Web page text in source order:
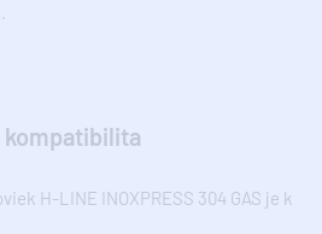
kompatibilita
H-LINE INOXPRESS 304 GAS je k